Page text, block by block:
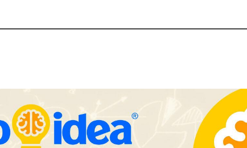
UrbanPay lanza en 19 mercados
europeos su solución de pagos